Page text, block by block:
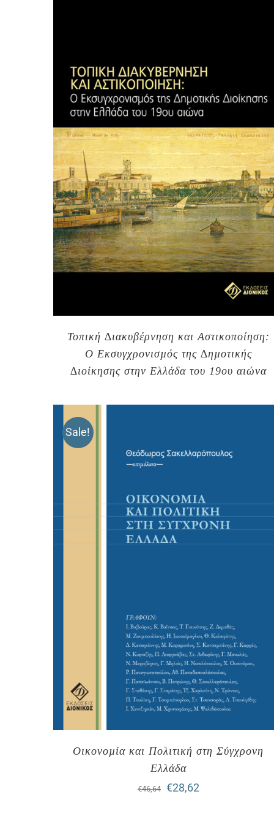
Τοπική ∆ιακυβέρνηση και Αστικοποίηση:
Ο Εκσυγχρονισµός της ∆ηµοτικής
∆ιοίκησης στην Ελλάδα του 19ου αιώνα
Sale!
Οικονοµία και Πολιτική στη Σύγχρονη
Ελλάδα
€46,64
Original
€28,62Η